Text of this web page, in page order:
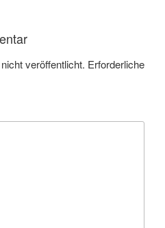
veröffentlicht. Erforderliche